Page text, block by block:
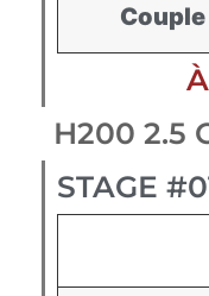
Couple
H200 2.5
STAGE